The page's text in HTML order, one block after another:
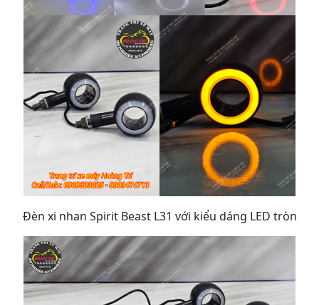
Đèn xi nhan Spirit Beast L31 với kiểu dáng LED tròn